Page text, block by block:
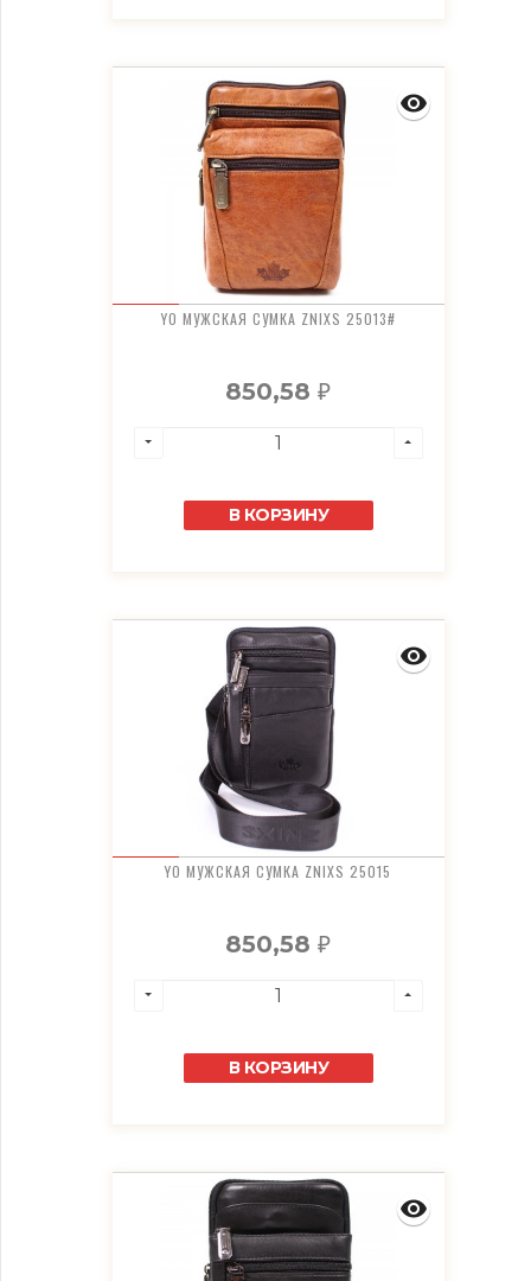
YO МУЖСКАЯ СУМКА ZNIXS 25013#
850,58₽
В КОРЗИНУ
YO МУЖСКАЯ СУМКА ZNIXS 25015
850,58₽
В КОРЗИНУ